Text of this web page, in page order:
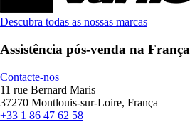
Descubra todas as nossas marcas
Assistência pós-venda na França
Contacte-nos
11 rue Bernard Maris
37270 Montlouis-sur-Loire, França
+33 1 86 47 62 58